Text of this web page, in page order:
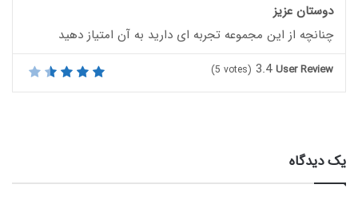
دوستان عزیز
چنانچه از این مجموعه تجربه ای دارید به آن امتیاز دهید
User Review
3.4
(5 votes)
یک دیدگاه